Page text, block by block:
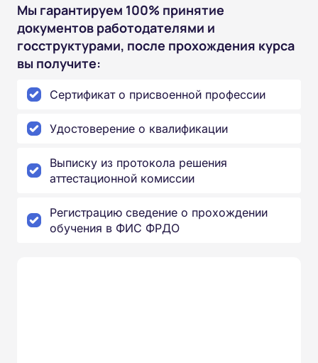
Мы гарантируем 100% принятие
документов работодателями и
госструктурами, после прохождения курса
вы получите:
Сертификат о присвоенной профессии
Удостоверение о квалификации
Выписку из протокола решения
аттестационной комиссии
Регистрацию сведение о прохождении
обучения в ФИС ФРДО